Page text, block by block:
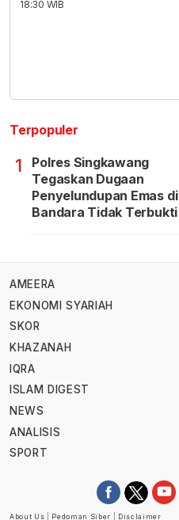
18:30 WIB
Terpopuler
1
Polres Singkawang
Tegaskan Dugaan
Penyelundupan Emas di
Bandara Tidak Terbukti
AMEERA
EKONOMI SYARIAH
SKOR
KHAZANAH
IQRA
ISLAM DIGEST
NEWS
ANALISIS
SPORT
About Us Pedoman Siber Disclaimer